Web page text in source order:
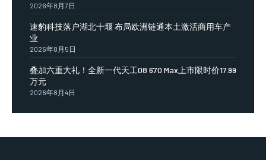
2026年8月7日
速豹科技落户湖北十堰 布局欧洲链通本土激活商用车产
业
2026年8月5日
叠加六重大礼！全新一代天工08 670 Max上市限时价17.99
万元
2026年8月4日